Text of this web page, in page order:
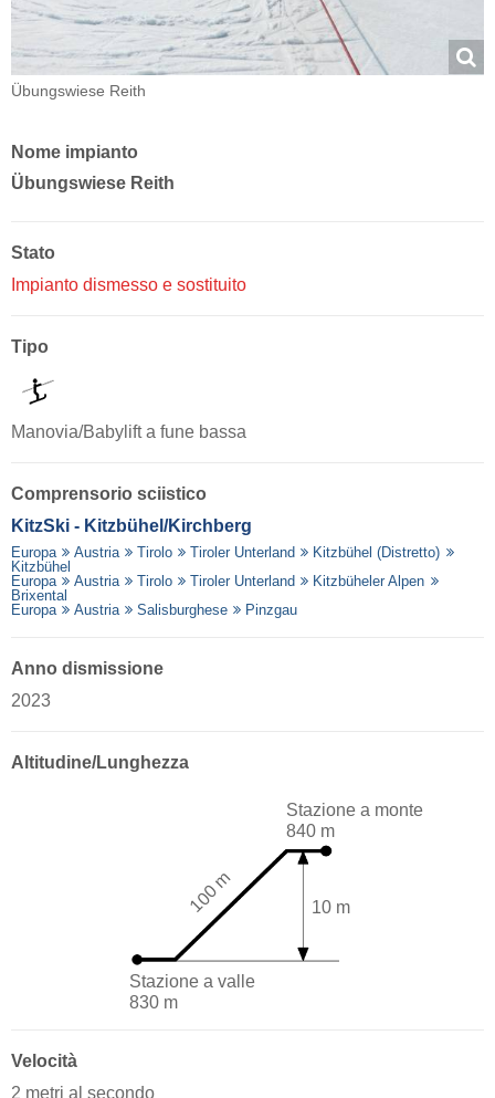
Übungswiese Reith
Nome impianto
Übungswiese Reith
Stato
Impianto dismesso e sostituito
Tipo
Manovia/Babylift a fune bassa
Comprensorio sciistico
KitzSki - Kitzbühel/​Kirchberg
Europa Austria Tirolo Tiroler Unterland
Kitzbühel (Distretto)
Kitzbühel
Europa
Austria Tirolo Tiroler Unterland
Kitzbüheler Alpen
Brixental
Europa
Austria Salisburghese Pinzgau
Anno dismissione
2023
Altitudine/Lunghezza
Stazione a valle
830 m
Stazione a monte
840 m
10 m
100 m
Velocità
2 metri al secondo